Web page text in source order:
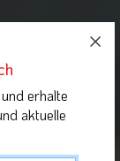
erhalte
aktuelle